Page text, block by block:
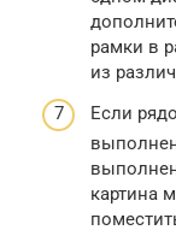
рамки в
из
Если
картина